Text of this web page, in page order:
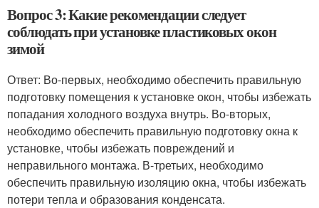
Вопрос 3: Какие рекомендации следует
соблюдать при установке пластиковых окон
зимой
Ответ: Во-первых, необходимо обеспечить правильную
подготовку помещения к установке окон, чтобы избежать
попадания холодного воздуха внутрь. Во-вторых,
необходимо обеспечить правильную подготовку окна к
установке, чтобы избежать повреждений и
неправильного монтажа. В-третьих, необходимо
обеспечить правильную изоляцию окна, чтобы избежать
потери тепла и образования конденсата.